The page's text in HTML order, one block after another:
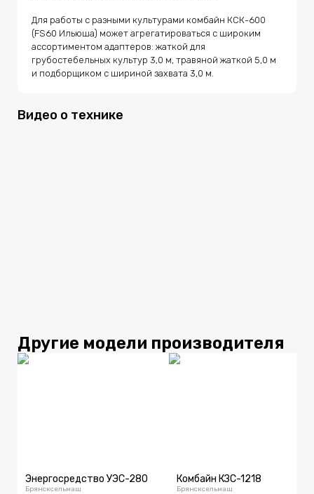
Для работы с разными культурами комбайн КСК-600
(FS60 Ильюша) может агрегатироваться с широким
ассортиментом адаптеров: жаткой для
грубостебельных культур 3,0 м, травяной жаткой 5,0 м
Видео о технике
Другие модели производителя
Энергосредство УЭС-280
Брянсксельмаш
Комбайн КЗС-1218
Брянсксельмаш